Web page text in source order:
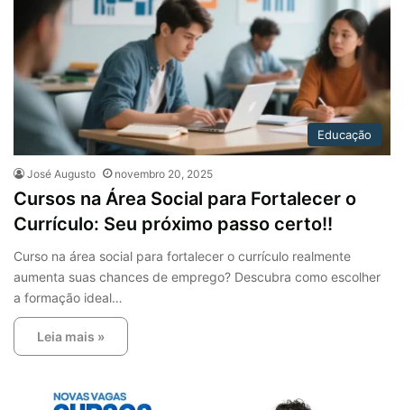
Educação
José Augusto novembro 20, 2025
Cursos na Área Social para Fortalecer o
Currículo: Seu próximo passo certo!!
Curso na área social para fortalecer o currículo realmente
aumenta suas chances de emprego? Descubra como escolher
a formação ideal…
Leia mais »